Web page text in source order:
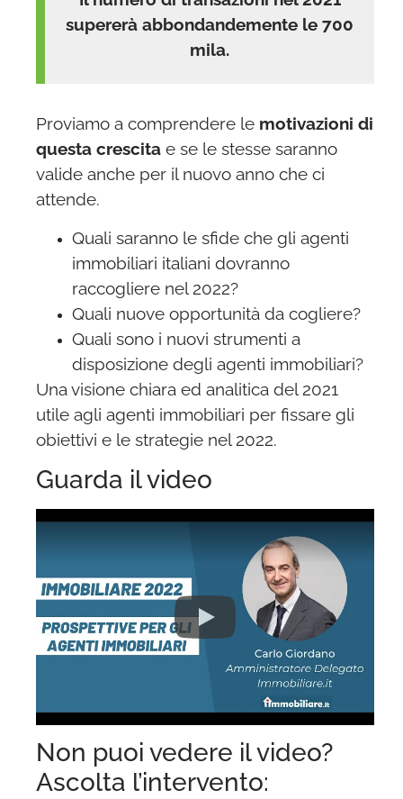
supererà abbondandemente le 700
mila.
Proviamo a comprendere le motivazioni di
questa crescita e se le stesse saranno
valide anche per il nuovo anno che ci
attende.
Quali saranno le sfide che gli agenti
immobiliari italiani dovranno
raccogliere nel 2022?
Quali nuove opportunità da cogliere?
Quali sono i nuovi strumenti a
disposizione degli agenti immobiliari?
Una visione chiara ed analitica del 2021
utile agli agenti immobiliari per fissare gli
obiettivi e le strategie nel 2022.
Guarda il video
Non puoi vedere il video?
Ascolta l’intervento: